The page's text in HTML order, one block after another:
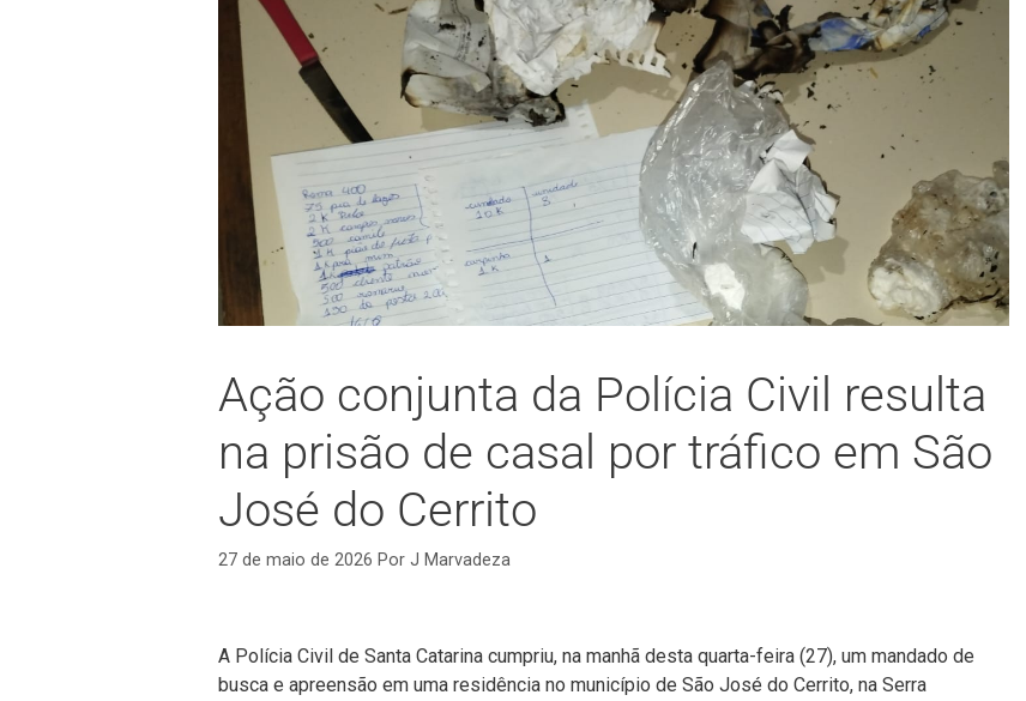
Ação conjunta da Polícia Civil resulta
na prisão de casal por tráfico em São
José do Cerrito
27 de maio de 2026 Por J Marvadeza
A Polícia Civil de Santa Catarina cumpriu, na manhã desta quarta-feira (27), um mandado de
busca e apreensão em uma residência no município de São José do Cerrito, na Serra